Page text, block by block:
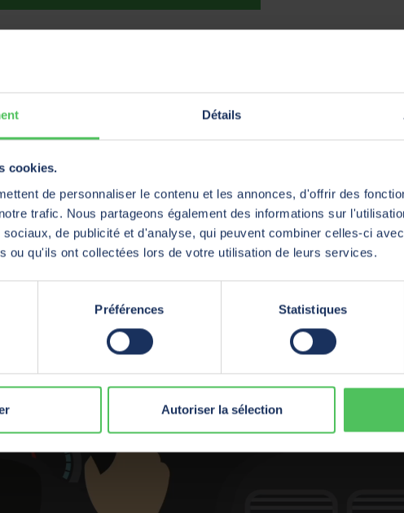
Détails
cookies.
de personnaliser le contenu et les annonces, d'offrir des
trafic. Nous partageons également des informations sur
sociaux, de publicité et d'analyse, qui peuvent combiner celles-ci
ou qu'ils ont collectées lors de votre utilisation de leurs services.
Préférences Statistiques
Autoriser la sélection